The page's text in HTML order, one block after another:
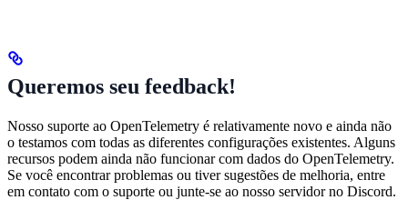
Queremos seu feedback!
Nosso suporte ao OpenTelemetry é relativamente novo e ainda não
o testamos com todas as diferentes configurações existentes. Alguns
recursos podem ainda não funcionar com dados do OpenTelemetry.
Se você encontrar problemas ou tiver sugestões de melhoria, entre
em contato com o suporte ou junte-se ao nosso servidor no Discord.